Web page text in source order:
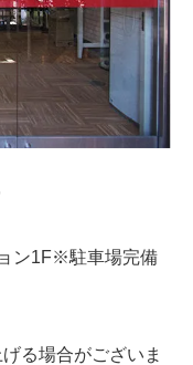
ン1F※駐車場完備
る場合がございま